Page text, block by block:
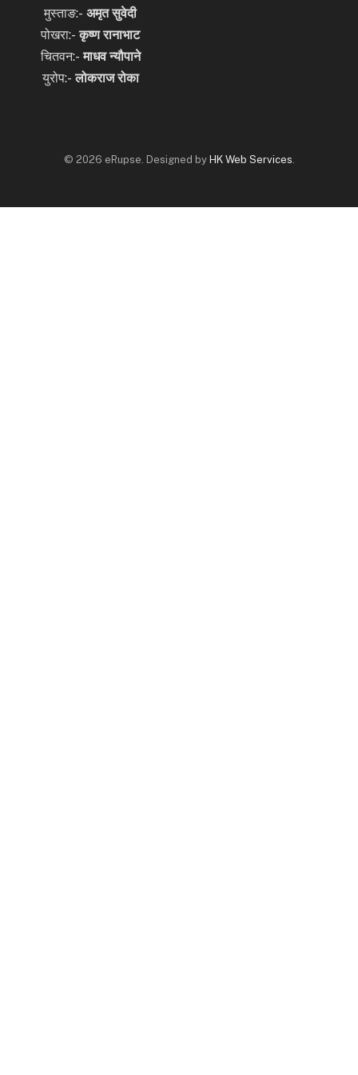
मुस्ताङ:- अमृत सुवेदी
पोखरा:-कृष्ण रानाभाट
चितवन:-माधव न्यौपाने
युरोप:-लोकराज रोका
© 2026 eRupse. Designed by HK Web Services.